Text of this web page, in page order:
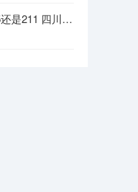
成都科技大学是985还是211 四川科技大学全国排名